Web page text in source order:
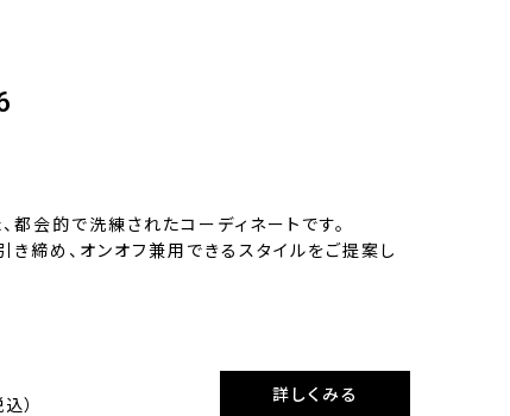
都会的で洗練されたコーディネートです。
締め、オンオフ兼用できるスタイルをご提案し
）
詳しくみる